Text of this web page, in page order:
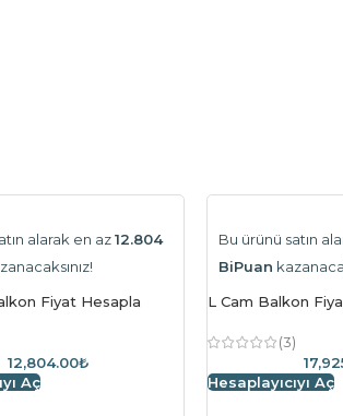
alarak en az12.804
Fiyat Hesapla
12,804.00₺
Aç
Bu ürünü satın
BiPuan
L Cam Balkon
(3)
Hesaplayıcıyı Aç